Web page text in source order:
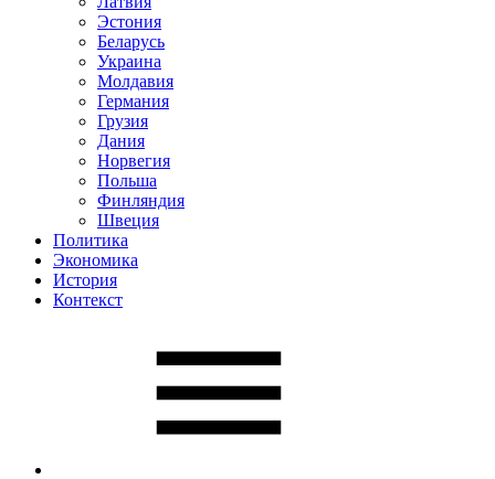
Эстония
Беларусь
Украина
Молдавия
Германия
Грузия
Дания
Норвегия
Польша
Финляндия
Швеция
Политика
Экономика
История
Контекст